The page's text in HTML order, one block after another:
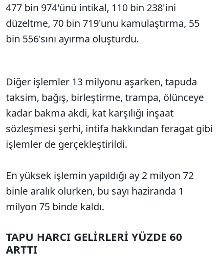
477 bin 974'ünü intikal, 110 bin 238'ini
düzeltme, 70 bin 719'unu kamulaştırma, 55
bin 556'sını ayırma oluşturdu.
Diğer işlemler 13 milyonu aşarken, tapuda
taksim, bağış, birleştirme, trampa, ölünceye
kadar bakma akdi, kat karşılığı inşaat
sözleşmesi şerhi, intifa hakkından feragat gibi
işlemler de gerçekleştirildi.
En yüksek işlemin yapıldığı ay 2 milyon 72
binle aralık olurken, bu sayı haziranda 1
milyon 75 binde kaldı.
TAPU HARCI GELİRLERİ YÜZDE 60
ARTTI